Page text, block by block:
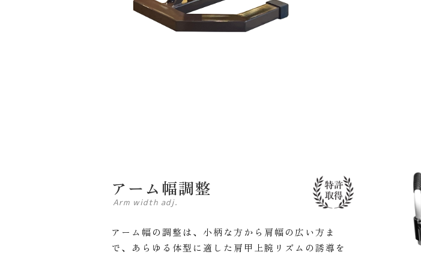
アーム幅調整
Arm width adj.
アーム幅の調整は、小柄な方から肩幅の広い方ま
で、あらゆる体型に適した肩甲上腕リズムの誘導を